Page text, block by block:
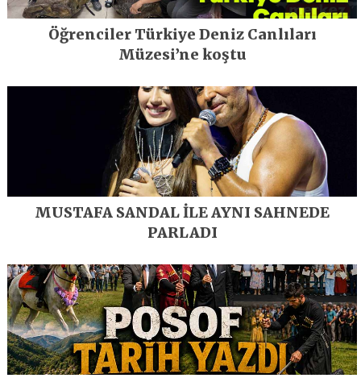
Öğrenciler Türkiye Deniz Canlıları
Müzesi’ne koştu
MUSTAFA SANDAL İLE AYNI SAHNEDE
PARLADI